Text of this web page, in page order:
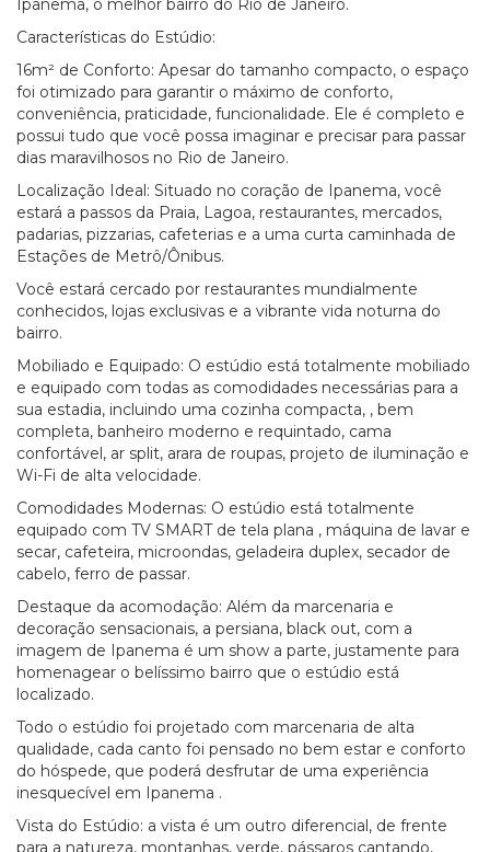
Ipanema, o melhor bairro do Rio de Janeiro.
Características do Estúdio:
16m² de Conforto: Apesar do tamanho compacto, o espaço
foi otimizado para garantir o máximo de conforto,
conveniência, praticidade, funcionalidade. Ele é completo e
possui tudo que você possa imaginar e precisar para passar
dias maravilhosos no Rio de Janeiro.
Localização Ideal: Situado no coração de Ipanema, você
estará a passos da Praia, Lagoa, restaurantes, mercados,
padarias, pizzarias, cafeterias e a uma curta caminhada de
Estações de Metrô/Ônibus.
Você estará cercado por restaurantes mundialmente
conhecidos, lojas exclusivas e a vibrante vida noturna do
bairro.
Mobiliado e Equipado: O estúdio está totalmente mobiliado
e equipado com todas as comodidades necessárias para a
sua estadia, incluindo uma cozinha compacta, , bem
completa, banheiro moderno e requintado, cama
confortável, ar split, arara de roupas, projeto de iluminação e
Wi-Fi de alta velocidade.
Comodidades Modernas: O estúdio está totalmente
equipado com TV SMART de tela plana , máquina de lavar e
secar, cafeteira, microondas, geladeira duplex, secador de
cabelo, ferro de passar.
Destaque da acomodação: Além da marcenaria e
decoração sensacionais, a persiana, black out, com a
imagem de Ipanema é um show a parte, justamente para
homenagear o belíssimo bairro que o estúdio está
localizado.
Todo o estúdio foi projetado com marcenaria de alta
qualidade, cada canto foi pensado no bem estar e conforto
do hóspede, que poderá desfrutar de uma experiência
inesquecível em Ipanema .
Vista do Estúdio: a vista é um outro diferencial, de frente
para a natureza, montanhas, verde, pássaros cantando,